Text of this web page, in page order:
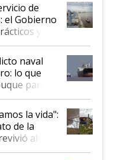
de
el Gobierno
y
de
naval
lo que
parado
Argentina
la vida":
de la
al